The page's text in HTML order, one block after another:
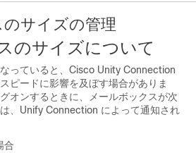
サイズの管理
のサイズについて
っていると、Cisco Unity Connection
ピードに影響を及ぼす場合がありま
オンするときに、メールボックスが次
、Unify Connection によって通知され
合